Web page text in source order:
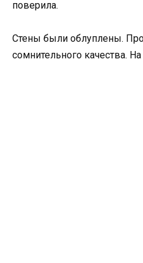
поверила.
Стены были облуплены.
сомнительного качества.